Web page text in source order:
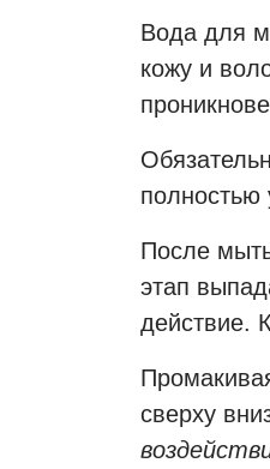
Вода для
кожу и
полностью
После
этап
действие.
сверху